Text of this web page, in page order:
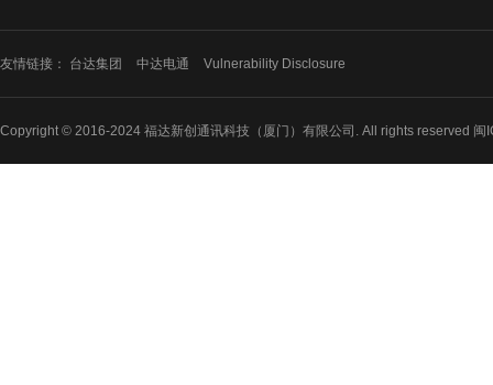
友情链接： 台达集团 中达电通 Vulnerability Disclosure
Copyright © 2016-2024 福达新创通讯科技（厦门）有限公司. All rights reserved 闽